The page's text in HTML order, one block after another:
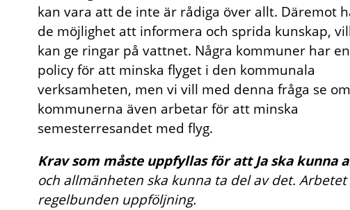
kan vara att de inte är rådiga över allt. Däremot
de möjlighet att informera och sprida kunskap,
kan ge ringar på vattnet. Några kommuner har en
policy för att minska flyget i den kommunala
verksamheten, men vi vill med denna fråga se om
kommunerna även arbetar för att minska
semesterresandet med flyg.
Krav som måste uppfyllas för att Ja ska kunna
och allmänheten ska kunna ta del av det.
regelbunden uppföljning.